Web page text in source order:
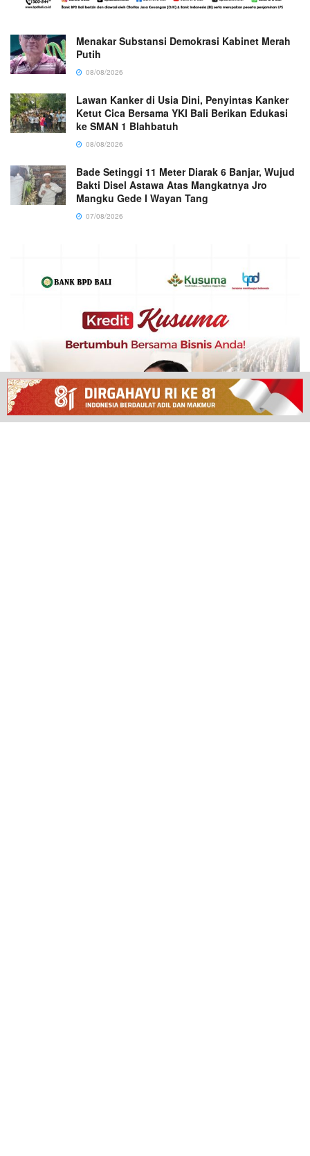
Menakar Substansi Demokrasi Kabinet Merah
Putih
08/08/2026
Lawan Kanker di Usia Dini, Penyintas Kanker
Ketut Cica Bersama YKI Bali Berikan Edukasi
ke SMAN 1 Blahbatuh
08/08/2026
Bade Setinggi 11 Meter Diarak 6 Banjar, Wujud
Bakti Disel Astawa Atas Mangkatnya Jro
Mangku Gede I Wayan Tang
07/08/2026